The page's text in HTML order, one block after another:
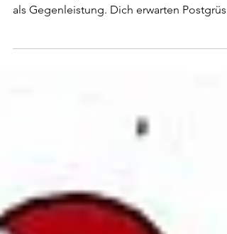
als Gegenleistung. Dich erwarten